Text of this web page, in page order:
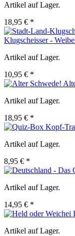
Artikel auf Lager.
18,95 € *
Klugscheisser -
Artikel auf Lager.
10,95 € *
Artikel auf Lager.
18,95 € *
Artikel auf Lager.
8,95 € *
Artikel auf Lager.
14,95 € *
Artikel auf Lager.